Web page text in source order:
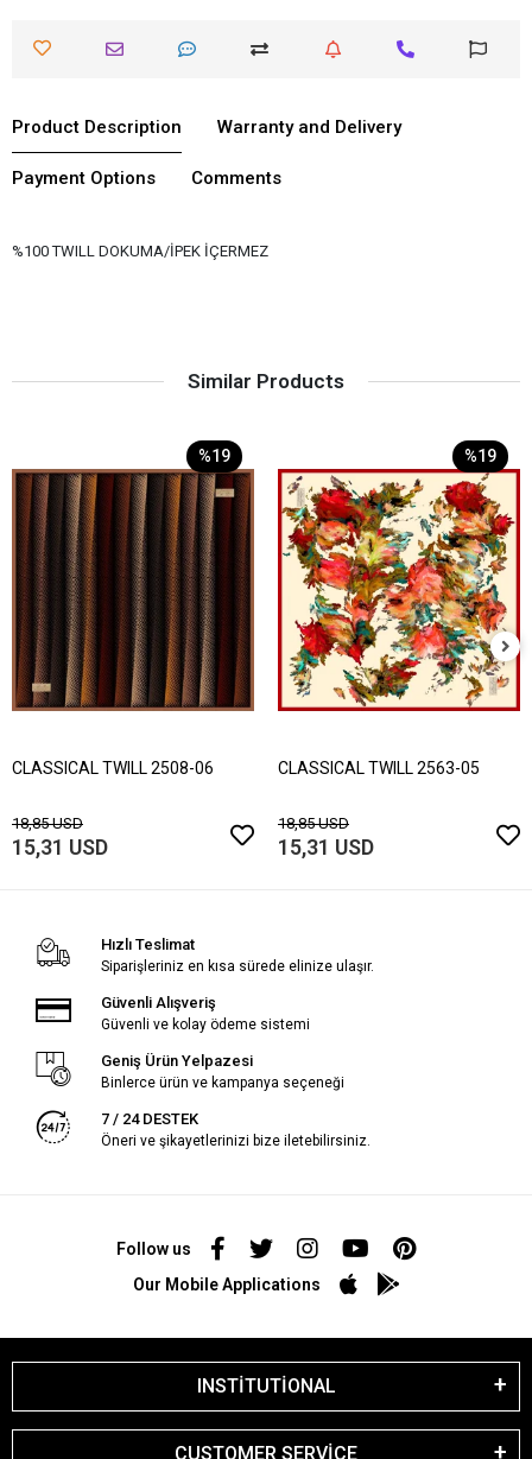
Product Description Warranty and Delivery
Payment Options Comments
%100 TWILL DOKUMA/İPEK İÇERMEZ
Similar Products
%19
CLASSICAL TWILL 2508-06
18,85 USD
15,31 USD
%19
CLASSICAL TWILL 2563-05
18,85 USD
15,31 USD
Hızlı Teslimat
Siparişleriniz en kısa sürede elinize ulaşır.
Güvenli Alışveriş
Güvenli ve kolay ödeme sistemi
Geniş Ürün Yelpazesi
Binlerce ürün ve kampanya seçeneği
7 / 24 DESTEK
Öneri ve şikayetlerinizi bize iletebilirsiniz.
Follow us
Our Mobile Applications
INSTİTUTİONAL
CUSTOMER SERVİCE